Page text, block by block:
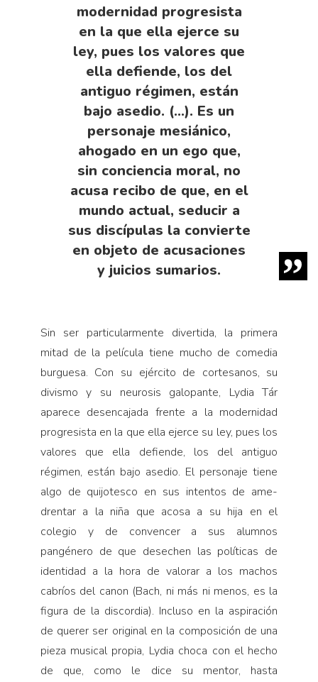
modernidad progresis­ta
en la que ella ejerce su
ley, pues los valores que
ella defiende, los del
antiguo régimen, están
bajo asedio. (…). Es un
personaje mesiánico,
ahogado en un ego que,
sin con­ciencia moral, no
acusa recibo de que, en el
mundo actual, seducir a
sus discípulas la convierte
en objeto de acusaciones
y juicios sumarios.
Sin ser particularmente diver­tida, la primera
mitad de la película tiene mucho de comedia
burguesa. Con su ejército de cortesanos, su
divismo y su neurosis galopan­te, Lydia Tár
aparece desencajada frente a la modernidad
progresis­ta en la que ella ejerce su ley, pues los
valores que ella defiende, los del antiguo
régimen, están bajo asedio. El personaje tiene
algo de quijotesco en sus intentos de ame­
drentar a la niña que acosa a su hija en el
colegio y de convencer a sus alumnos
pangénero de que desechen las políticas de
identidad a la hora de valorar a los machos
cabríos del canon (Bach, ni más ni menos, es la
figura de la discordia). Incluso en la aspiración
de querer ser original en la composición de una
pieza musical propia, Lydia choca con el hecho
de que, como le dice su mentor, hasta